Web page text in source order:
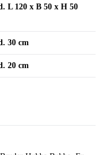
L 120 x B 50 x H 50
30 cm
20 cm